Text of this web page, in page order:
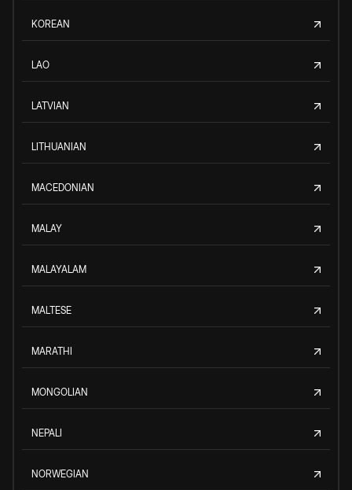
KOREAN
LAO
LATVIAN
LITHUANIAN
MACEDONIAN
MALAY
MALAYALAM
MALTESE
MARATHI
MONGOLIAN
NEPALI
NORWEGIAN